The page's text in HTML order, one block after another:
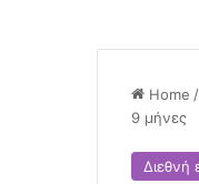
Home /
9 μήνες
Διεθνή